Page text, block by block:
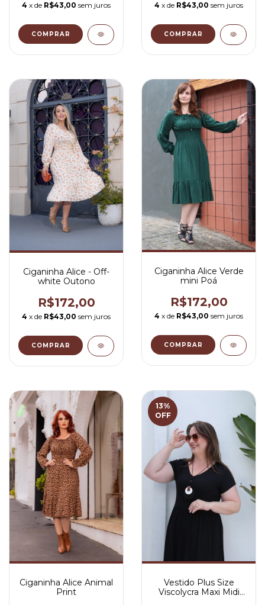
4 x de R$43,00 sem juros
COMPRAR
4 x de R$43,00 sem juros
COMPRAR
Ciganinha Alice - Off-
white Outono
R$172,00
4 x de R$43,00 sem juros
COMPRAR
Ciganinha Alice Verde
mini Poá
R$172,00
4 x de R$43,00 sem juros
COMPRAR
Ciganinha Alice Animal
Print
13%
OFF
Vestido Plus Size
Viscolycra Maxi Midi